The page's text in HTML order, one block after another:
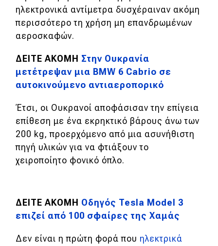
eDRIVE
DRIVE USED
ηλεκτρονικά αντίμετρα δυσχέραιναν ακόμη
περισσότερο τη χρήση μη επανδρωμένων
αεροσκαφών.
ΔΕΙΤΕ ΑΚΟΜΗ Στην Ουκρανία
μετέτρεψαν μια BMW 6 Cabrio σε
αυτοκινούμενο αντιαεροπορικό
Έτσι, οι Ουκρανοί αποφάσισαν την επίγεια
επίθεση με ένα εκρηκτικό βάρους άνω των
200 kg, προερχόμενο από μια ασυνήθιστη
πηγή υλικών για να φτιάξουν το
χειροποίητο φονικό όπλο.
ΔΕΙΤΕ ΑΚΟΜΗ Οδηγός Tesla Model 3
επιζεί από 100 σφαίρες της Χαμάς
Δεν είναι η πρώτη φορά που ηλεκτρικά